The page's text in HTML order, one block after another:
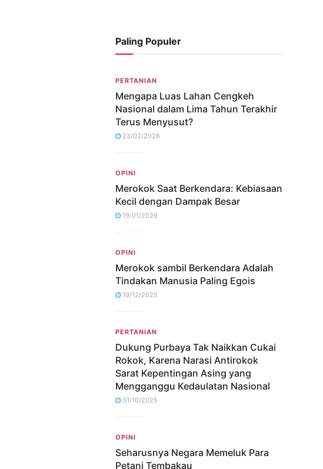
Paling Populer
PERTANIAN
Mengapa Luas Lahan Cengkeh
Nasional dalam Lima Tahun Terakhir
Terus Menyusut?
23/02/2026
OPINI
Merokok Saat Berkendara: Kebiasaan
Kecil dengan Dampak Besar
19/01/2026
OPINI
Merokok sambil Berkendara Adalah
Tindakan Manusia Paling Egois
19/12/2025
PERTANIAN
Dukung Purbaya Tak Naikkan Cukai
Rokok, Karena Narasi Antirokok
Sarat Kepentingan Asing yang
Mengganggu Kedaulatan Nasional
01/10/2025
OPINI
Seharusnya Negara Memeluk Para
Petani Tembakau